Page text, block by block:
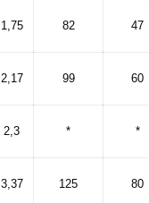
1,75 82 47
2,17 99 60
2,3 * *
3,37 125 80